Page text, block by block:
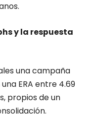
y la respuesta
una campaña
ERA entre 4.69
propios de un